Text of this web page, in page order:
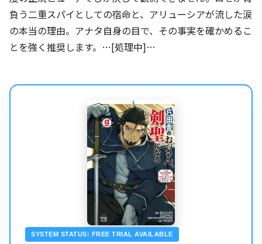
負う二重スパイとしての宿命と、アリューシアが流した涙
の本当の理由。アナタ自身の目で、その事実を確かめるこ
とを強く推奨します。…[処理中]…
SYSTEM STATUS: FREE TRIAL AVAILABLE